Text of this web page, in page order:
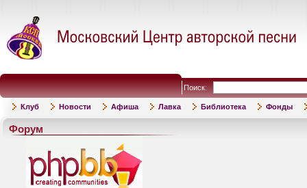
Поиск:
Клуб Новости Афиша Лавка Библиотека Фонды
Форум